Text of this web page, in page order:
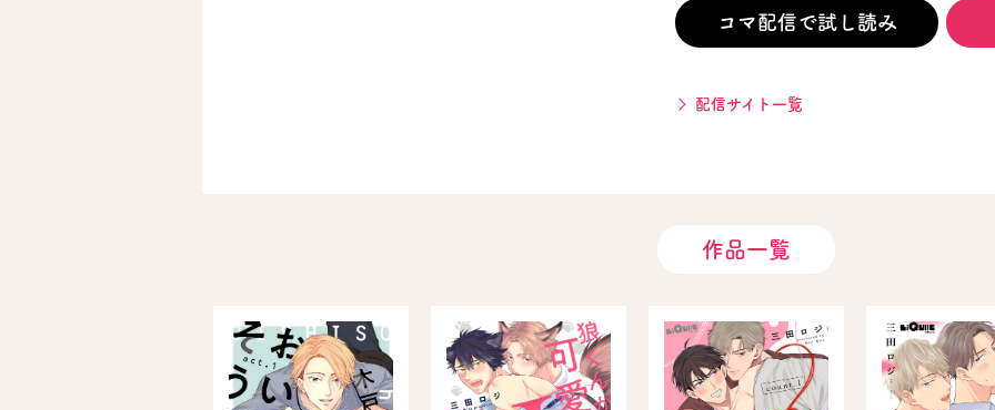
コマ配信で試し読み
配信サイト一覧
作品一覧